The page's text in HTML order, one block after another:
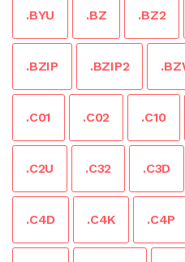
.BYU .BZ .BZ2
.BZIP .BZIP2
.C01 .C02 .C10
.C2U .C32 .C3D
.C4D .C4K .C4P